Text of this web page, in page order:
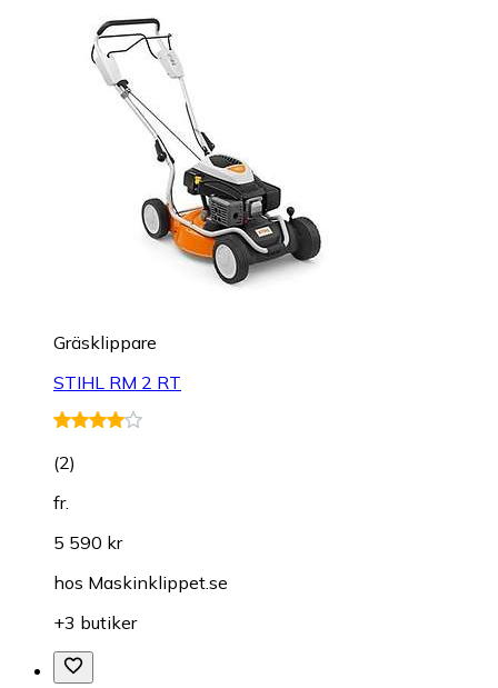
Gräsklippare
STIHL RM 2 RT
(2)
fr.
5 590 kr
hos Maskinklippet.se
+3 butiker